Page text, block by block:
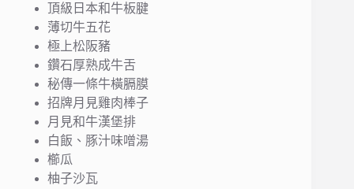
頂級日本和牛板腱
薄切牛五花
極上松阪豬
鑽石厚熟成牛舌
秘傳一條牛橫膈膜
招牌月見雞肉棒子
月見和牛漢堡排
白飯、豚汁味噌湯
櫛瓜
柚子沙瓦